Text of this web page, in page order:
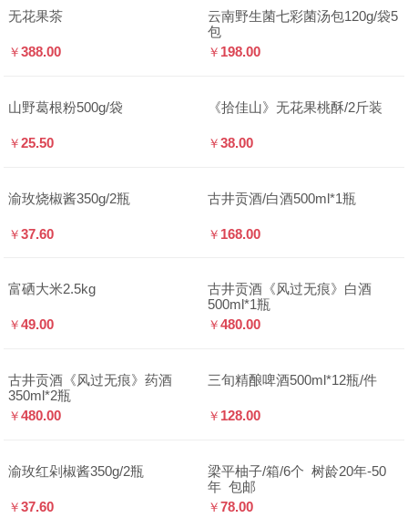
无花果茶
￥ 388.00
云南野生菌七彩菌汤包120g/袋5
包
￥ 198.00
山野葛根粉500g/袋
￥ 25.50
《拾佳山》无花果桃酥/2斤装
￥38.00
渝玫烧椒酱350g/2瓶
￥ 37.60
古井贡酒/白酒500ml*1瓶
￥ 168.00
富硒大米2.5kg
￥ 49.00
古井贡酒《风过无痕》白酒
500ml*1瓶
￥480.00
古井贡酒《风过无痕》药酒
350ml*2瓶
￥ 480.00
三旬精酿啤酒500ml*12瓶/件
￥ 128.00
渝玫红剁椒酱350g/2瓶
￥ 37.60
梁平柚子/箱/6个  树龄20年-50
年  包邮
￥78.00